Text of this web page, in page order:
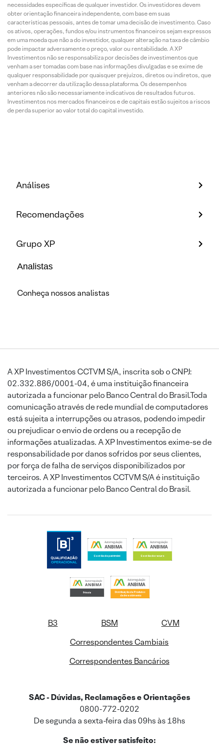
necessidades específicas de qualquer investidor. Os investidores devem
obter orientação financeira independente, com base em suas
características pessoais, antes de tomar uma decisão de investimento. Caso
os ativos, operações, fundos e/ou instrumentos financeiros sejam expressos
em uma moeda que não a do investidor, qualquer alteração na taxa de câmbio
pode impactar adversamente o preço, valor ou rentabilidade. A XP
Investimentos não se responsabiliza por decisões de investimentos que
venham a ser tomadas com base nas informações divulgadas e se exime de
qualquer responsabilidade por quaisquer prejuízos, diretos ou indiretos, que
venham a decorrer da utilização dessa plataforma. Os desempenhos
anteriores não são necessariamente indicativos de resultados futuros.
Investimentos nos mercados financeiros e de capitais estão sujeitos a riscos
de perda superior ao valor total do capital investido.
Análises
Recomendações
Grupo XP
Analistas
Conheça nossos analistas
A XP Investimentos CCTVM S/A, inscrita sob o CNPJ:
02.332.886/0001-04, é uma instituição financeira
autorizada a funcionar pelo Banco Central do Brasil.Toda
comunicação através de rede mundial de computadores
está sujeita a interrupções ou atrasos, podendo impedir
ou prejudicar o envio de ordens ou a recepção de
informações atualizadas. A XP Investimentos exime-se de
responsabilidade por danos sofridos por seus clientes,
por força de falha de serviços disponibilizados por
terceiros. A XP Investimentos CCTVM S/A é instituição
autorizada a funcionar pelo Banco Central do Brasil.
B3 BSM
CVM
Correspondentes Cambiais
Correspondentes Bancários
SAC - Dúvidas, Reclamações e Orientações
0800-772-0202
De segunda a sexta-feira das 09hs às 18hs
Se não estiver satisfeito: